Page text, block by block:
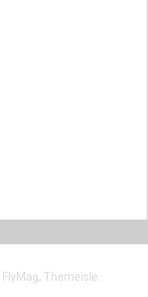
FlyMag, Themeisle.